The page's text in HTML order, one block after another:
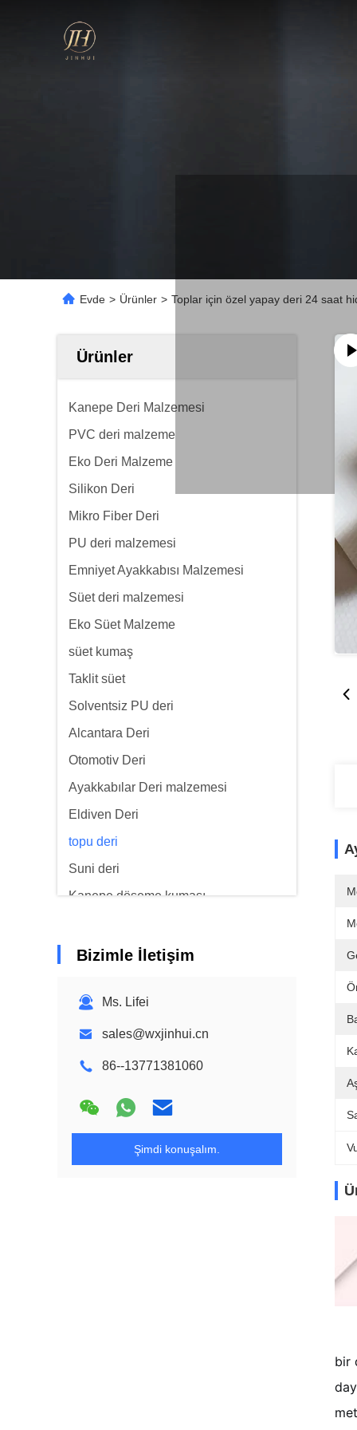
Evde > Ürünler > Toplar için özel yapay deri 24 saat
Ürünler
Kanepe Deri Malzemesi
PVC deri malzeme
Eko Deri Malzeme
Silikon Deri
Mikro Fiber Deri
PU deri malzemesi
Emniyet Ayakkabısı Malzemesi
Süet deri malzemesi
Eko Süet Malzeme
süet kumaş
Taklit süet
Solventsiz PU deri
Alcantara Deri
Otomotiv Deri
Ayakkabılar Deri malzemesi
Eldiven Deri
topu deri
Suni deri
Kanepe döşeme kumaşı
Bizimle İletişim
Ms. Lifei
sales@wxjinhui.cn
86--13771381060
Şimdi konuşalım.
bir